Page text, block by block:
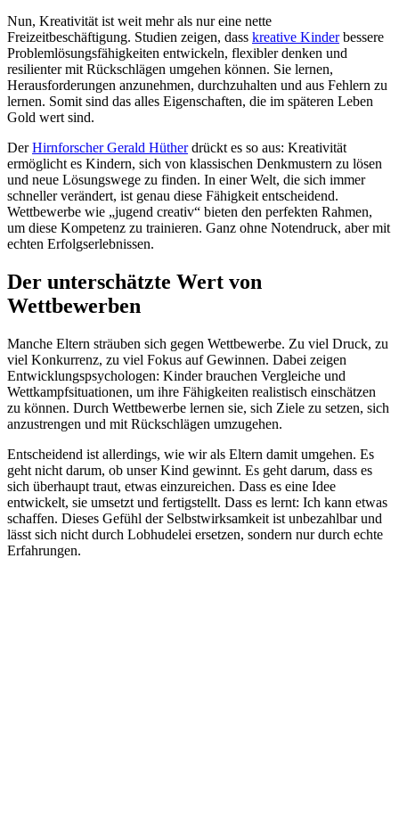
Nun, Kreativität ist weit mehr als nur eine nette
Freizeitbeschäftigung. Studien zeigen, dass kreative Kinderbessere
Problemlösungsfähigkeiten entwickeln, flexibler denken und
resilienter mit Rückschlägen umgehen können. Sie lernen,
Herausforderungen anzunehmen, durchzuhalten und aus Fehlern zu
lernen. Somit sind das alles Eigenschaften, die im späteren Leben
Gold wert sind.
DerHirnforscher Gerald Hütherdrückt es so aus: Kreativität
ermöglicht es Kindern, sich von klassischen Denkmustern zu lösen
und neue Lösungswege zu finden. In einer Welt, die sich immer
schneller verändert, ist genau diese Fähigkeit entscheidend.
Wettbewerbe wie „jugend creativ“ bieten den perfekten Rahmen,
um diese Kompetenz zu trainieren. Ganz ohne Notendruck, aber mit
echten Erfolgserlebnissen.
Der unterschätzte Wert von
Wettbewerben
Manche Eltern sträuben sich gegen Wettbewerbe. Zu viel Druck, zu
viel Konkurrenz, zu viel Fokus auf Gewinnen. Dabei zeigen
Entwicklungspsychologen: Kinder brauchen Vergleiche und
Wettkampfsituationen, um ihre Fähigkeiten realistisch einschätzen
zu können. Durch Wettbewerbe lernen sie, sich Ziele zu setzen, sich
anzustrengen und mit Rückschlägen umzugehen.
Entscheidend ist allerdings, wie wir als Eltern damit umgehen. Es
geht nicht darum, ob unser Kind gewinnt. Es geht darum, dass es
sich überhaupt traut, etwas einzureichen. Dass es eine Idee
entwickelt, sie umsetzt und fertigstellt. Dass es lernt: Ich kann etwas
schaffen. Dieses Gefühl der Selbstwirksamkeit ist unbezahlbar und
lässt sich nicht durch Lobhudelei ersetzen, sondern nur durch echte
Erfahrungen.